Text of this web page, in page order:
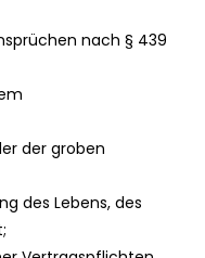
nach § 439
der groben
des Lebens, des